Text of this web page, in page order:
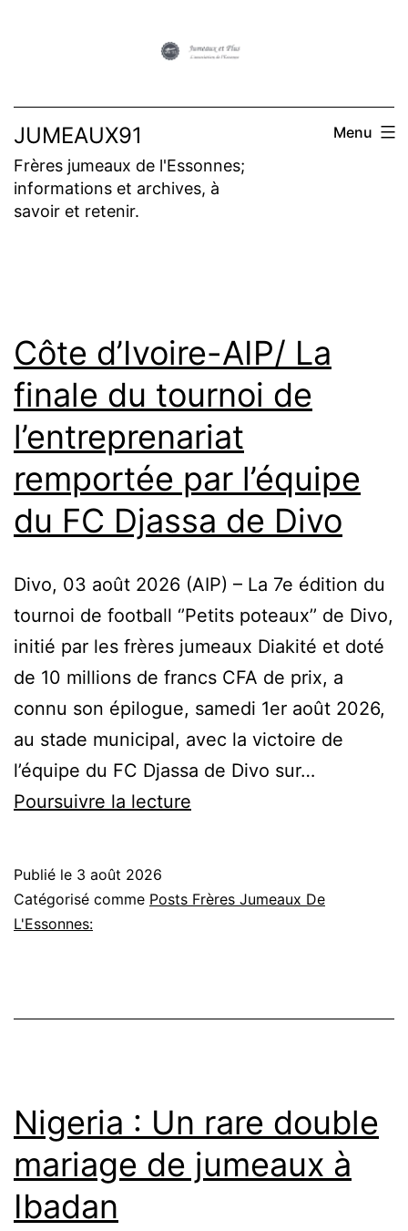
JUMEAUX91
Frères jumeaux de l'Essonnes;
informations et archives, à
savoir et retenir.
Menu
Côte d’Ivoire-AIP/ La
finale du tournoi de
l’entreprenariat
remportée par l’équipe
du FC Djassa de Divo
Divo, 03 août 2026 (AIP) – La 7e édition du
tournoi de football ‘’Petits poteaux’’ de Divo,
initié par les frères jumeaux Diakité et doté
de 10 millions de francs CFA de prix, a
connu son épilogue, samedi 1er août 2026,
au stade municipal, avec la victoire de
l’équipe du FC Djassa de Divo sur…
Poursuivre la lecture
La
de
l’équipe
du
Publié le 3 août 2026
Catégorisé comme Posts Frères Jumeaux De
L'Essonnes:
Nigeria : Un rare double
mariage de jumeaux à
Ibadan